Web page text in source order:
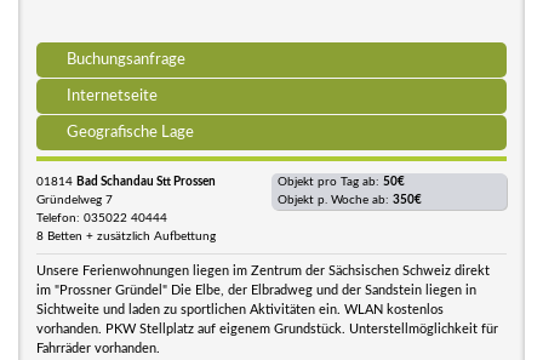
Buchungsanfrage
Internetseite
Geografische Lage
01814 Bad Schandau Stt Prossen
Gründelweg 7
Telefon: 035022 40444
8 Betten + zusätzlich Aufbettung
Objekt pro Tag ab: 50€
Objekt p. Woche ab: 350€
Unsere Ferienwohnungen liegen im Zentrum der Sächsischen Schweiz direkt
im "Prossner Gründel" Die Elbe, der Elbradweg und der Sandstein liegen in
Sichtweite und laden zu sportlichen Aktivitäten ein. WLAN kostenlos
vorhanden. PKW Stellplatz auf eigenem Grundstück. Unterstellmöglichkeit für
Fahrräder vorhanden.